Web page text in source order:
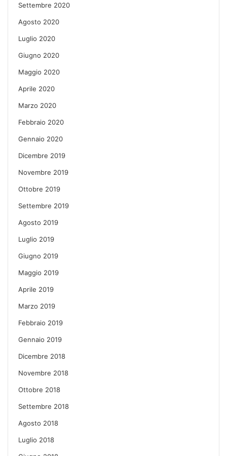
Settembre 2020
Agosto 2020
Luglio 2020
Giugno 2020
Maggio 2020
Aprile 2020
Marzo 2020
Febbraio 2020
Gennaio 2020
Dicembre 2019
Novembre 2019
Ottobre 2019
Settembre 2019
Agosto 2019
Luglio 2019
Giugno 2019
Maggio 2019
Aprile 2019
Marzo 2019
Febbraio 2019
Gennaio 2019
Dicembre 2018
Novembre 2018
Ottobre 2018
Settembre 2018
Agosto 2018
Luglio 2018